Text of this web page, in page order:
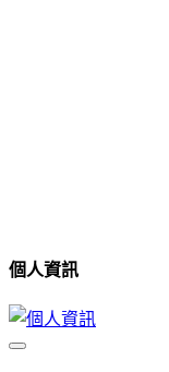
個人資訊